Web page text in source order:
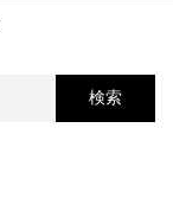
検索